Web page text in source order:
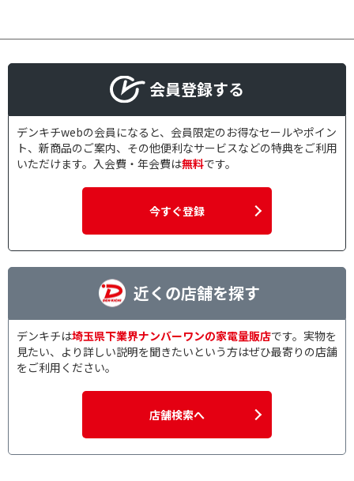
会員登録する
デンキチwebの会員になると、会員限定のお得なセールやポイン
ト、新商品のご案内、その他便利なサービスなどの特典をご利用
いただけます。入会費・年会費は無料です。
今すぐ登録
近くの店舗を探す
デンキチは埼玉県下業界ナンバーワンの家電量販店です。実物を
見たい、より詳しい説明を聞きたいという方はぜひ最寄りの店舗
をご利用ください。
店舗検索へ